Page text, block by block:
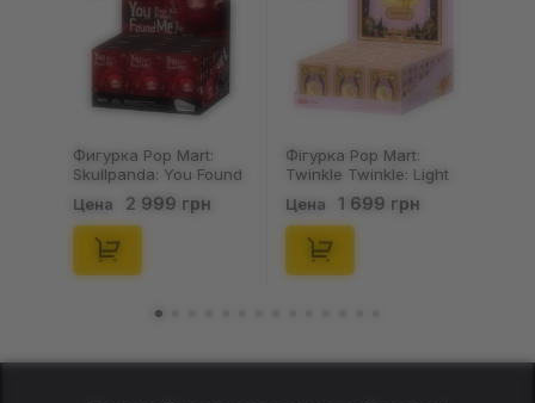
Фигурка Pop Mart:
Skullpanda: You Found
Me!: Plush Doll Pendant
Series (Blind Box: 1 з
10) (Secret Edition),
(29347)
Цена 2 999 грн
Фігурка Pop Mart:
Twinkle Twinkle: Light
Up: Scene Sets Series
(Blind Box: 1 з 10)
(Secret Edition),
(21372)
Цена 1 699 грн